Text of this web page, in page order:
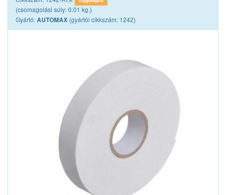
(csomagolási súly: 0.01 kg.)
Gyártó:AUTOMAX (gyártói cikkszám: 1242)